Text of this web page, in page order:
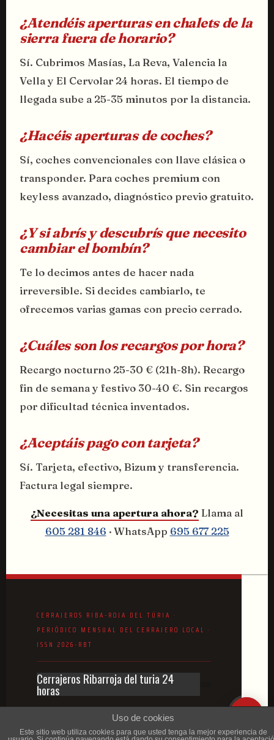
¿Atendéis aperturas en chalets de la
sierra fuera de horario?
Sí. Cubrimos Masías, La Reva, Valencia la
Vella y El Cervolar 24 horas. El tiempo de
llegada sube a 25-35 minutos por la distancia.
¿Hacéis aperturas de coches?
Sí, coches convencionales con llave clásica o
transponder. Para coches premium con
keyless avanzado, diagnóstico previo gratuito.
¿Y si abrís y descubrís que necesito
cambiar el bombín?
Te lo decimos antes de hacer nada
irreversible. Si decides cambiarlo, te
ofrecemos varias gamas con precio cerrado.
¿Cuáles son los recargos por hora?
Recargo nocturno 25-30 € (21h-8h). Recargo
fin de semana y festivo 30-40 €. Sin recargos
por dificultad técnica inventados.
¿Aceptáis pago con tarjeta?
Sí. Tarjeta, efectivo, Bizum y transferencia.
Factura legal siempre.
¿Necesitas una apertura ahora? Llama al
605 281 846 · WhatsApp 695 677 225
Cerrajeros Ribarroja del turia 24
horas
Aviso Legal
Uso de cookies
Este sitio web utiliza cookies para que usted tenga la mejor experiencia de